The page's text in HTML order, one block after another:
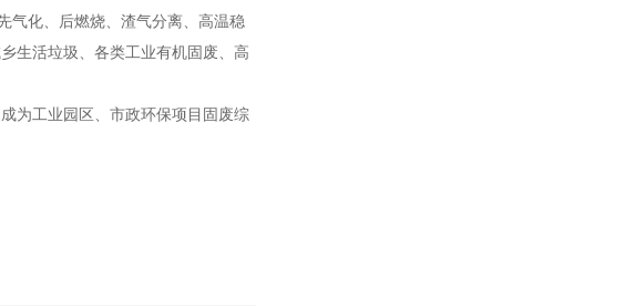
气化、后燃烧、渣气分离、高温稳
生活垃圾、各类工业有机固废、高
为工业园区、市政环保项目固废综